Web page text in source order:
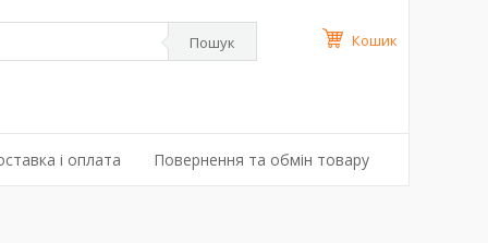
Пошук Кошик
і оплата Повернення та обмін товару